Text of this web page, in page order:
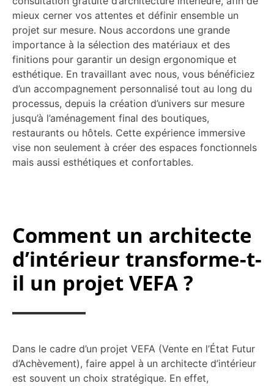
mieux cerner vos attentes et définir ensemble un
projet sur mesure. Nous accordons une grande
importance à la sélection des matériaux et des
finitions pour garantir un design ergonomique et
esthétique. En travaillant avec nous, vous bénéficiez
d’un accompagnement personnalisé tout au long du
processus, depuis la création d’univers sur mesure
jusqu’à l’aménagement final des boutiques,
restaurants ou hôtels. Cette expérience immersive
vise non seulement à créer des espaces fonctionnels
mais aussi esthétiques et confortables.
Comment un architecte
d’intérieur transforme-t-
il un projet VEFA ?
Dans le cadre d’un projet VEFA (Vente en l’État Futur
d’Achèvement), faire appel à un architecte d’intérieur
est souvent un choix stratégique. En effet,